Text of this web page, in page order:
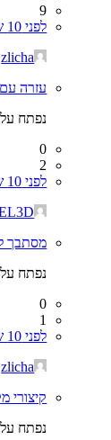
9
לפני 10 שנים, 11 חודשים
zlicha
עזרה
נפתח על
0
2
לפני 10 שנים, 11 חודשים
מסתבך
נפתח על
0
1
לפני 10 שנים, 11 חודשים
zlicha
קיצורי
נפתח על